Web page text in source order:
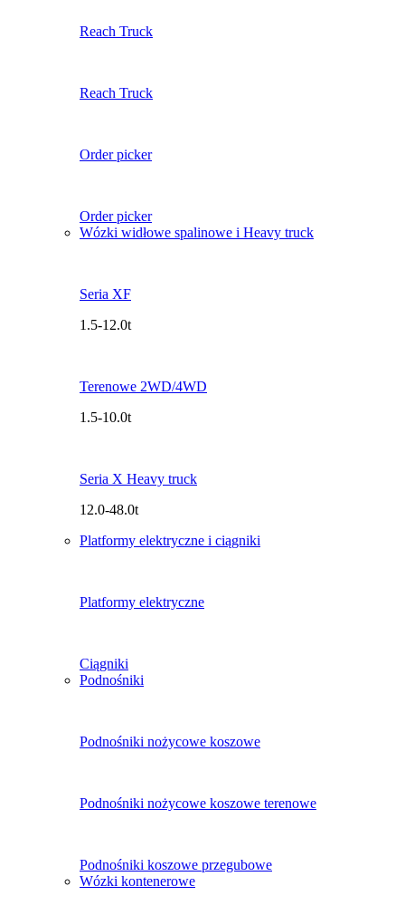
Reach Truck
Reach Truck
Order picker
Order picker
Wózki widłowe spalinowe i Heavy truck
Seria XF
1.5-12.0t
Terenowe 2WD/4WD
1.5-10.0t
Seria X Heavy truck
12.0-48.0t
Platformy elektryczne i ciągniki
Platformy elektryczne
Ciągniki
Podnośniki
Podnośniki nożycowe koszowe
Podnośniki nożycowe koszowe terenowe
Podnośniki koszowe przegubowe
Wózki kontenerowe